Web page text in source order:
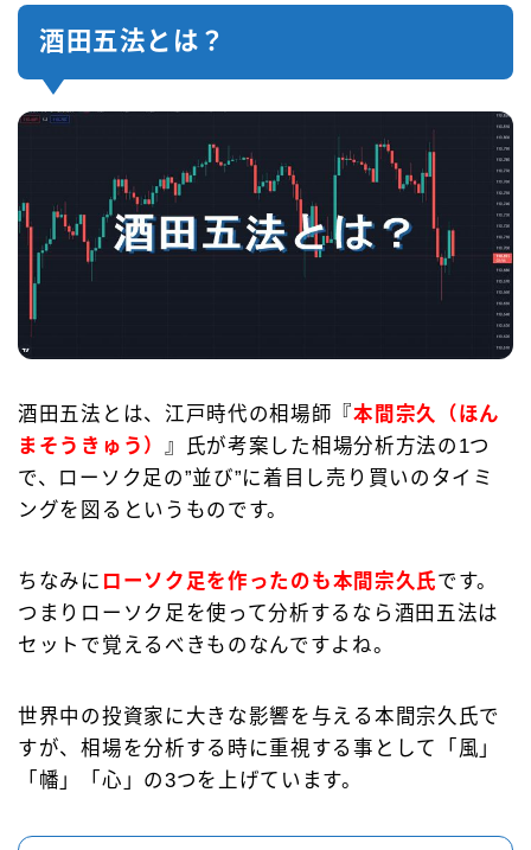
酒田五法とは？
酒田五法とは、江戸時代の相場師『本間宗久（ほん
まそうきゅう）
』氏が考案した相場分析方法の1つ
で、ローソク足の”並び”に着目し売り買いのタイミ
ングを図るというものです。
ちなみに ローソク足を作ったのも本間宗久氏です。
つまりローソク足を使って分析するなら酒田五法は
セットで覚えるべきものなんですよね。
世界中の投資家に大きな影響を与える本間宗久氏で
すが、相場を分析する時に重視する事として「風」
「幡」「心」の3つを上げています。